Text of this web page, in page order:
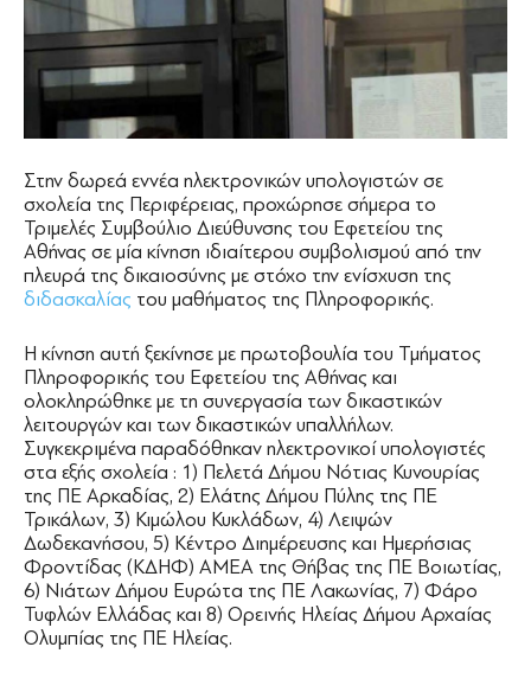
Στην δωρεά εννέα ηλεκτρονικών υπολογιστών σε
σχολεία της Περιφέρειας, προχώρησε σήμερα το
Τριμελές Συμβούλιο Διεύθυνσης του Εφετείου της
Αθήνας σε μία κίνηση ιδιαίτερου συμβολισμού από την
πλευρά της δικαιοσύνης με στόχο την ενίσχυση της
διδασκαλίας του μαθήματος της Πληροφορικής.
Η κίνηση αυτή ξεκίνησε με πρωτοβουλία του Τμήματος
Πληροφορικής του Εφετείου της Αθήνας και
ολοκληρώθηκε με τη συνεργασία των δικαστικών
λειτουργών και των δικαστικών υπαλλήλων.
Συγκεκριμένα παραδόθηκαν ηλεκτρονικοί υπολογιστές
στα εξής σχολεία : 1) Πελετά Δήμου Νότιας Κυνουρίας
της ΠΕ Αρκαδίας, 2) Ελάτης Δήμου Πύλης της ΠΕ
Τρικάλων, 3) Κιμώλου Κυκλάδων, 4) Λειψών
Δωδεκανήσου, 5) Κέντρο Διημέρευσης και Ημερήσιας
Φροντίδας (ΚΔΗΦ) ΑΜΕΑ της Θήβας της ΠΕ Βοιωτίας,
6) Νιάτων Δήμου Ευρώτα της ΠΕ Λακωνίας, 7) Φάρο
Τυφλών Ελλάδας και 8) Ορεινής Ηλείας Δήμου Αρχαίας
Ολυμπίας της ΠΕ Ηλείας.